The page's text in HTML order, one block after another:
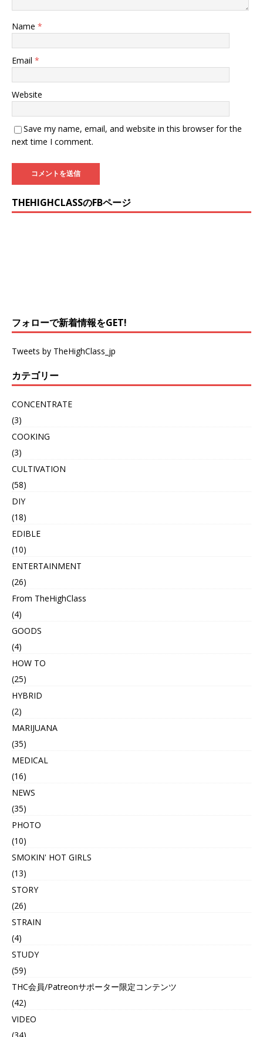
Name *
Email *
Website
Save my name, email, and website in this browser for the
next time I comment.
THEHIGHCLASSのFBページ
フォローで新着情報をGET!
Tweets by TheHighClass_jp
カテゴリー
CONCENTRATE
(3)
COOKING
(3)
CULTIVATION
(58)
DIY
(18)
EDIBLE
(10)
ENTERTAINMENT
(26)
From TheHighClass
(4)
GOODS
(4)
HOW TO
(25)
HYBRID
(2)
MARIJUANA
(35)
MEDICAL
(16)
NEWS
(35)
PHOTO
(10)
SMOKIN' HOT GIRLS
(13)
STORY
(26)
STRAIN
(4)
STUDY
(59)
THC会員/Patreonサポーター限定コンテンツ
(42)
VIDEO